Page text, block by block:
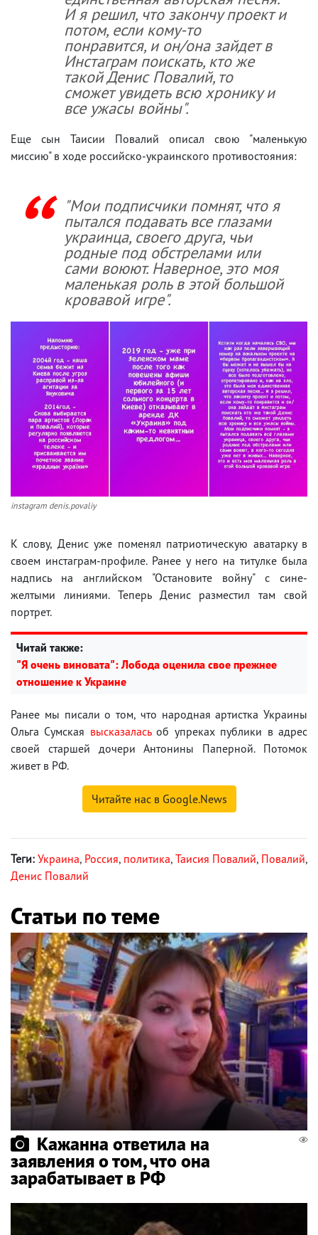
И я решил, что закончу проект и
потом, если кому-то
понравится, и он/она зайдет в
Инстаграм поискать, кто же
такой Денис Повалий, то
сможет увидеть всю хронику и
все ужасы войны".
Еще сын Таисии Повалий описал свою "маленькую
миссию" в ходе российско-украинского противостояния:
"Мои подписчики помнят, что я
пытался подавать все глазами
украинца, своего друга, чьи
родные под обстрелами или
сами воюют. Наверное, это моя
маленькая роль в этой большой
кровавой игре".
instagram denis.povaliy
К слову, Денис уже поменял патриотическую аватарку в
своем инстаграм-профиле. Ранее у него на титулке была
надпись на английском "Остановите войну" с сине-
желтыми линиями. Теперь Денис разместил там свой
портрет.
Читай также:
"Я очень виновата": Лобода оценила свое прежнее
отношение к Украине
Ранее мы писали о том, что народная артистка Украины
Ольга Сумская высказаласьоб упреках публики в адрес
своей старшей дочери Антонины Паперной. Потомок
живет в РФ.
Читайте нас в Google.News
Теги: Украина, Россия, политика, Таисия Повалий, Повалий,
Денис Повалий
Статьи по теме
Кажанна ответила на
заявления о том, что она
зарабатывает в РФ